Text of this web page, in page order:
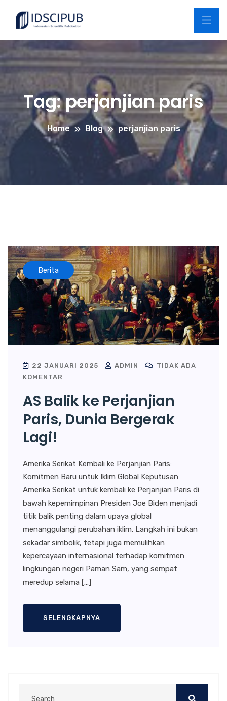
Tag:perjanjian paris
Home Blog perjanjian paris
Berita
22 JANUARI 2025 ADMIN
TIDAK ADA
KOMENTAR
AS Balik ke Perjanjian
Paris, Dunia Bergerak
Lagi!
Amerika Serikat Kembali ke Perjanjian Paris:
Komitmen Baru untuk Iklim Global Keputusan
Amerika Serikat untuk kembali ke Perjanjian Paris di
bawah kepemimpinan Presiden Joe Biden menjadi
titik balik penting dalam upaya global
menanggulangi perubahan iklim. Langkah ini bukan
sekadar simbolik, tetapi juga memulihkan
kepercayaan internasional terhadap komitmen
lingkungan negeri Paman Sam, yang sempat
meredup selama […]
SELENGKAPNYA